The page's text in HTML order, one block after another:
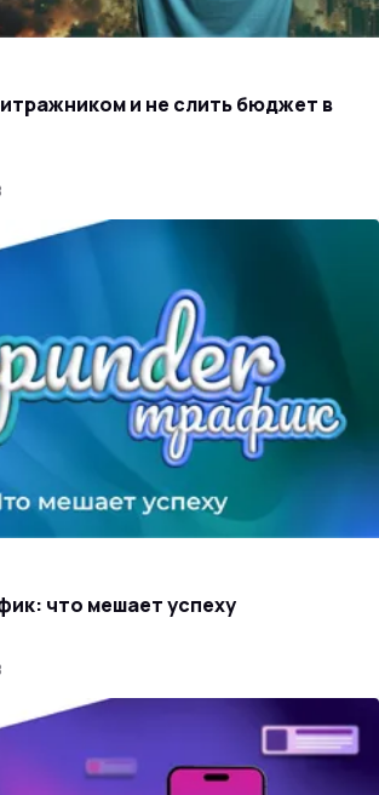
и не слить бюджет в
что мешает успеху